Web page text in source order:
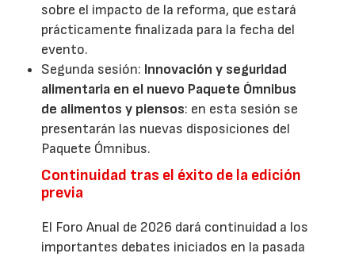
sobre el impacto de la reforma, que estará
prácticamente finalizada para la fecha del
evento.
Segunda sesión: Innovación y seguridad
alimentaria en el nuevo Paquete Ómnibus
de alimentos y piensos: en esta sesión se
presentarán las nuevas disposiciones del
Paquete Ómnibus.
Continuidad tras el éxito de la edición
previa
El Foro Anual de 2026 dará continuidad a los
importantes debates iniciados en la pasada